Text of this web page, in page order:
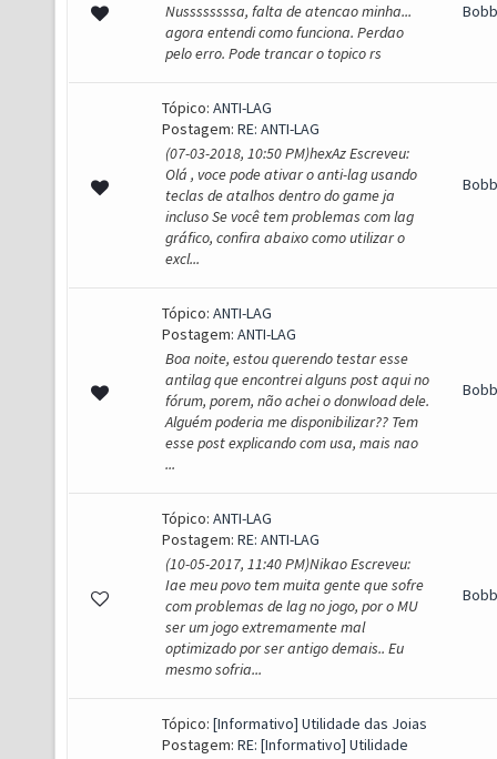
Nussssssssa, falta de atencao minha...
agora entendi como funciona. Perdao
pelo erro. Pode trancar o topico rs
Tópico: ANTI-LAG
Postagem: RE: ANTI-LAG
(07-03-2018, 10:50 PM)hexAz Escreveu:
Olá , voce pode ativar o anti-lag usando
teclas de atalhos dentro do game ja
incluso Se você tem problemas com lag
gráfico, confira abaixo como utilizar o
excl...
Tópico: ANTI-LAG
Postagem: ANTI-LAG
Boa noite, estou querendo testar esse
antilag que encontrei alguns post aqui no
fórum, porem, não achei o donwload dele.
Alguém poderia me disponibilizar?? Tem
esse post explicando com usa, mais nao
...
Tópico: ANTI-LAG
Postagem: RE: ANTI-LAG
(10-05-2017, 11:40 PM)Nikao Escreveu:
Iae meu povo tem muita gente que sofre
com problemas de lag no jogo, por o MU
ser um jogo extremamente mal
optimizado por ser antigo demais.. Eu
mesmo sofria...
Tópico: [Informativo] Utilidade das Joias
Postagem: RE: [Informativo] Utilidade